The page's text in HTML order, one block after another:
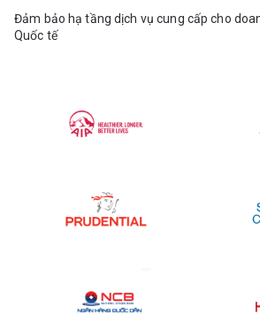
Đảm bảo hạ tầng dịch vụ cung cấp cho
Quốc tế